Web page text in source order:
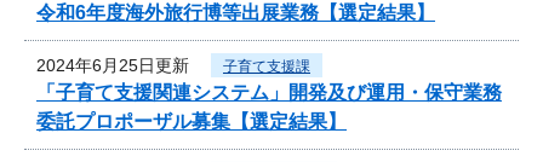
令和6年度海外旅行博等出展業務【選定結果】
2024年6月25日更新 子育て支援課
「子育て支援関連システム」開発及び運用・保守業務
委託プロポーザル募集【選定結果】